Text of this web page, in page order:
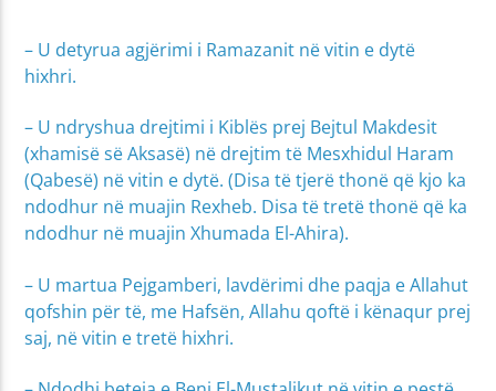
– U detyrua agjërimi i Ramazanit në vitin e dytë
hixhri.
– U ndryshua drejtimi i Kiblës prej Bejtul Makdesit
(xhamisë së Aksasë) në drejtim të Mesxhidul Haram
(Qabesë) në vitin e dytë. (Disa të tjerë thonë që kjo ka
ndodhur në muajin Rexheb. Disa të tretë thonë që ka
ndodhur në muajin Xhumada El-Ahira).
– U martua Pejgamberi, lavdërimi dhe paqja e Allahut
qofshin për të, me Hafsën, Allahu qoftë i kënaqur prej
saj, në vitin e tretë hixhri.